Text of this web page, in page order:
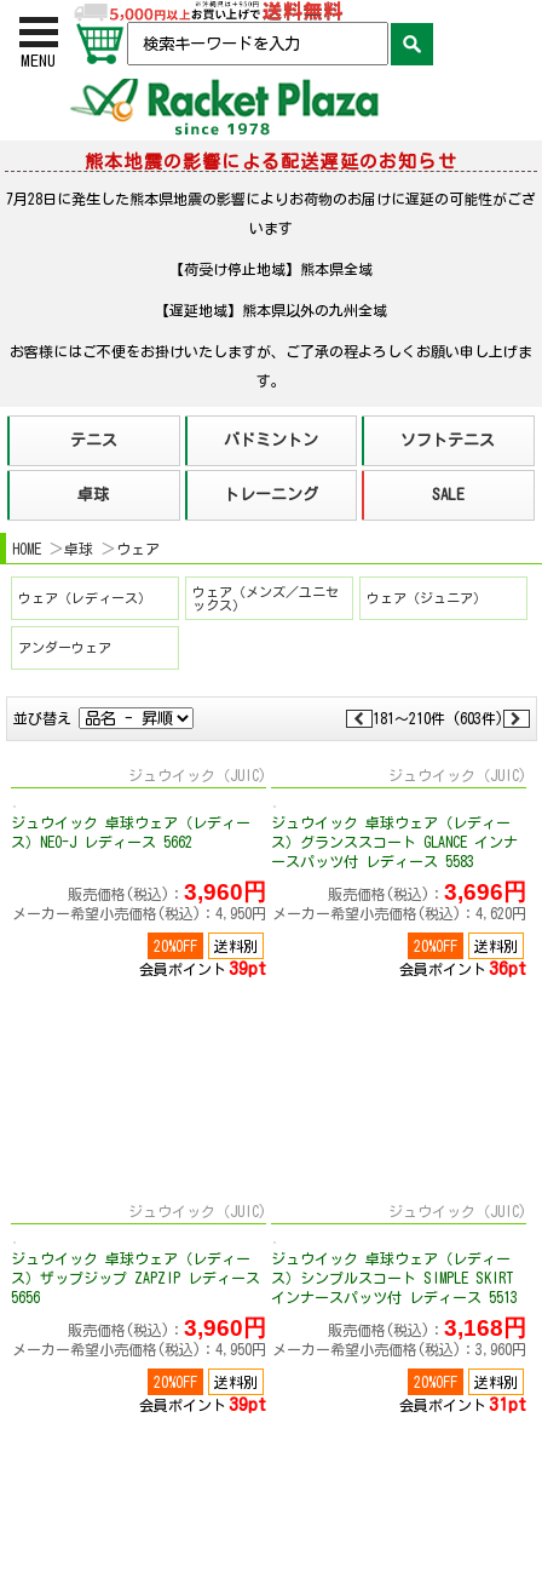
MENU
熊本地震の影響による配送遅延のお知らせ
7月28日に発生した熊本県地震の影響によりお荷物のお届けに遅延の可能性がござ
います
【荷受け停止地域】熊本県全域
【遅延地域】熊本県以外の九州全域
お客様にはご不便をお掛けいたしますが、ご了承の程よろしくお願い申し上げま
す。
HOME 卓球 ウェア
ウェア（レディース）
ウェア（メンズ／ユニセ
ックス）
ウェア（ジュニア）
アンダーウェア
並び替え 181～210件 (603件)
ジュウイック（JUIC)
ジュウイック 卓球ウェア（レディー
ス）NEO-J レディース 5662
販売価格(税込)： 3,960円
メーカー希望小売価格(税込)：4,950円
20%OFF
送料別
会員ポイント 39pt
ジュウイック（JUIC)
ジュウイック 卓球ウェア（レディー
ス）グランススコート GLANCE インナ
ースパッツ付 レディース 5583
販売価格(税込)： 3,696円
メーカー希望小売価格(税込)：4,620円
20%OFF
送料別
会員ポイント 36pt
ジュウイック（JUIC)
ジュウイック 卓球ウェア（レディー
ス）ザップジップ ZAPZIP レディース
5656
販売価格(税込)： 3,960円
メーカー希望小売価格(税込)：4,950円
20%OFF
送料別
会員ポイント 39pt
ジュウイック（JUIC)
ジュウイック 卓球ウェア（レディー
ス）シンプルスコート SIMPLE SKIRT
インナースパッツ付 レディース 5513
販売価格(税込)： 3,168円
メーカー希望小売価格(税込)：3,960円
20%OFF
送料別
会員ポイント 31pt